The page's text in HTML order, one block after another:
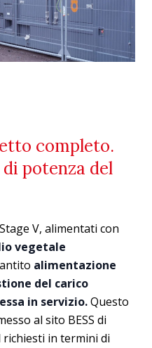
completo.
potenza del
V, alimentati con
vegetale
alimentazione
del carico
in servizio.Questo
al sito BESS di
in termini di